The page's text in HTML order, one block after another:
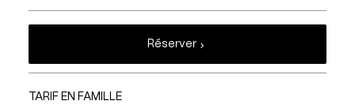
Réserver
TARIF EN FAMILLE